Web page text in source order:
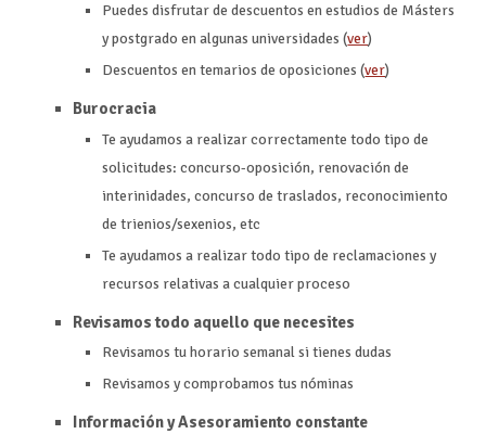
Puedes disfrutar de descuentos en estudios de Másters
y postgrado en algunas universidades (ver)
Descuentos en temarios de oposiciones (ver)
Burocracia
Te ayudamos a realizar correctamente todo tipo de
solicitudes: concurso-oposición, renovación de
interinidades, concurso de traslados, reconocimiento
de trienios/sexenios, etc
Te ayudamos a realizar todo tipo de reclamaciones y
recursos relativas a cualquier proceso
Revisamos todo aquello que necesites
Revisamos tu horario semanal si tienes dudas
Revisamos y comprobamos tus nóminas
Información y Asesoramiento constante